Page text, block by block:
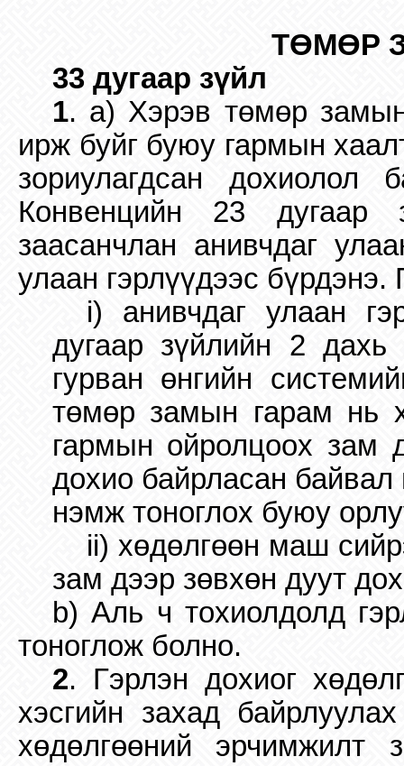
ТӨМӨР
33 дугаар зүйл
1. a) Хэрэв төмөр
ирж буйг буюу гармын
зориулагдсан дохиолол
Конвенцийн 23 дугаар
заасанчлан анивчдаг
улаан гэрлүүдээс бүрдэнэ.
i) анивчдаг улаан
дугаар зүйлийн 2 дахь
гурван өнгийн
төмөр замын гарам нь
гармын ойролцоох зам
дохио байрласан байвал
нэмж тоноглох буюу
ii) хөдөлгөөн маш
зам дээр зөвхөн дуут
b) Аль ч тохиолдолд
тоноглож болно.
2. Гэрлэн дохиог
хэсгийн захад
хөдөлгөөний эрчимжилт